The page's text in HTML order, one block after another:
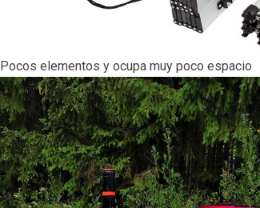
Pocos elementos y ocupa muy poco espacio